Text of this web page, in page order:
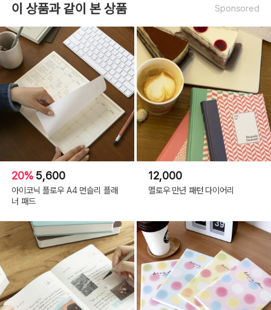
이 상품과 같이 본 상품 Sponsored
20% 5,600
아이코닉 플로우 A4 먼슬리 플래
너 패드
12,000
멜로우 만년 패턴 다이어리